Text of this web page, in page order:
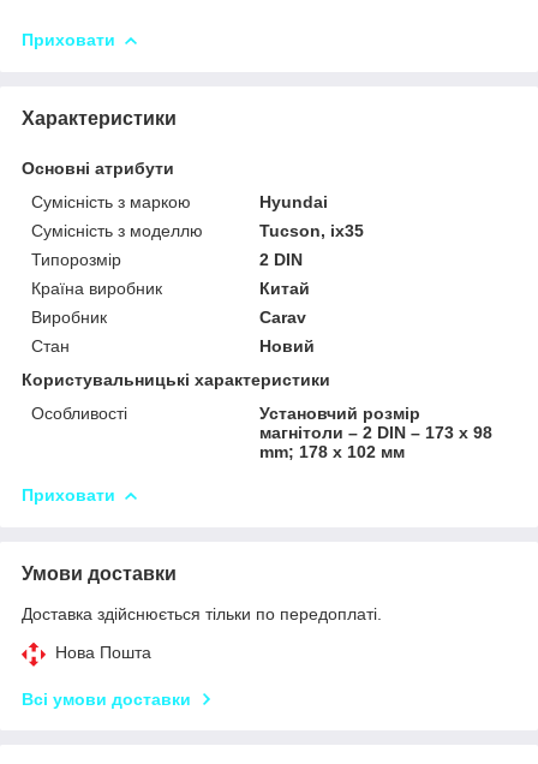
Приховати
Характеристики
Основні атрибути
Сумісність з маркою
Hyundai
Сумісність з моделлю
Tucson, ix35
Типорозмір
2 DIN
Країна виробник
Китай
Виробник
Carav
Стан
Новий
Користувальницькі характеристики
Особливості
Установчий розмір
магнітоли – 2 DIN – 173 x 98
mm; 178 x 102 мм
Приховати
Умови доставки
Доставка здійснюється тільки по передоплаті.
Нова Пошта
Всі умови доставки